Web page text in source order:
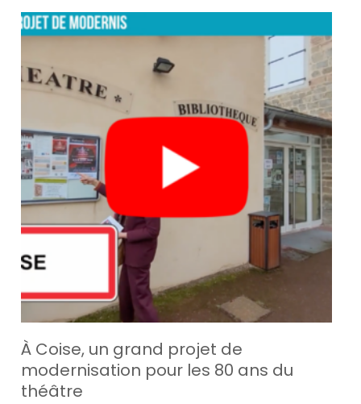
À Coise, un grand projet de
modernisation pour les 80 ans du
théâtre